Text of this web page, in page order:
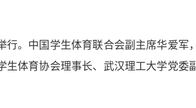
。中国学生体育联合会副主席华爱军
生体育协会理事长、武汉理工大学党委